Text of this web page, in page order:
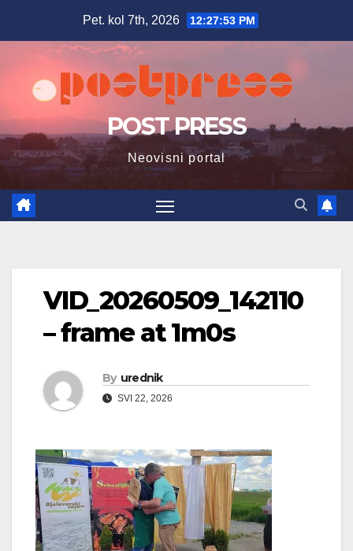
Pet. kol 7th, 2026 12:27:54 PM
POST PRESS
Neovisni portal
VID_20260509_142110
– frame at 1m0s
By urednik
SVI 22, 2026